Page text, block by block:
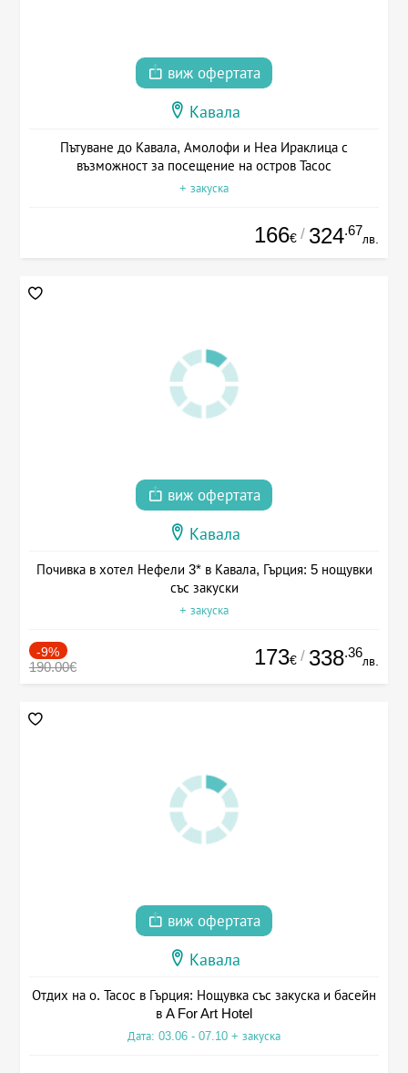
виж офертата
Кавала
Пътуване до Кавала, Амолофи и Неа Ираклица с
възможност за посещение на остров Тасос
+ закуска
166€ / 324.67
лв.
виж офертата
Кавала
Почивка в хотел Нефели 3* в Кавала, Гърция: 5 нощувки
със закуски
+ закуска
-9%
190.00€ 173€ / 338.36
лв.
виж офертата
Кавала
Отдих на о. Тасос в Гърция: Нощувка със закуска и басейн
в A For Art Hotel
Дата: 03.06 - 07.10 + закуска